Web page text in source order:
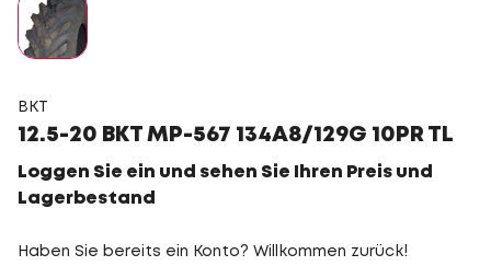
BKT
12.5-20 BKT MP-567 134A8/129G 10PR TL
Loggen Sie ein und sehen Sie Ihren Preis und
Lagerbestand
Haben Sie bereits ein Konto? Willkommen zurück!